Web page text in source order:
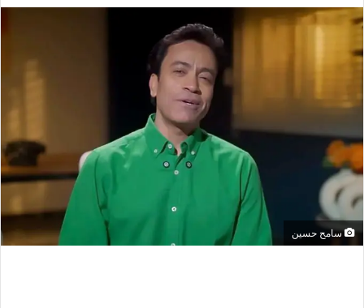
سامح حسين